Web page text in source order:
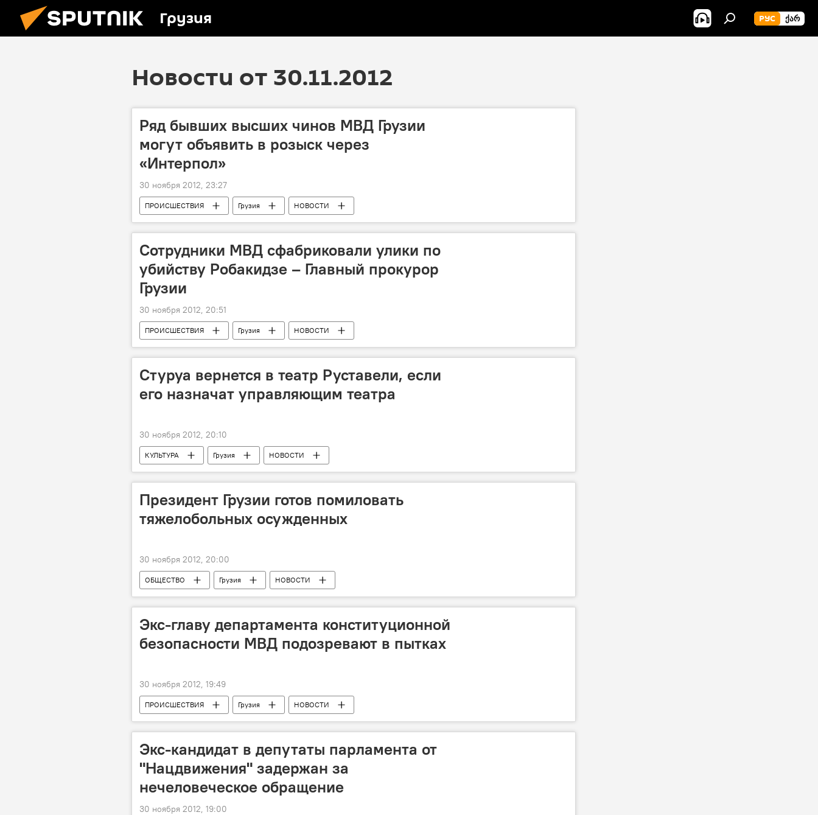
Грузия РУС ᲥᲐᲠ
Новости от 30.11.2012
Ряд бывших высших чинов МВД Грузии
могут объявить в розыск через
«Интерпол»
30 ноября 2012, 23:27
ПРОИСШЕСТВИЯ Грузия НОВОСТИ
Сотрудники МВД сфабриковали улики по
убийству Робакидзе – Главный прокурор
Грузии
30 ноября 2012, 20:51
ПРОИСШЕСТВИЯ Грузия НОВОСТИ
Стуруа вернется в театр Руставели, если
его назначат управляющим театра
30 ноября 2012, 20:10
КУЛЬТУРА Грузия НОВОСТИ
Президент Грузии готов помиловать
тяжелобольных осужденных
30 ноября 2012, 20:00
ОБЩЕСТВО Грузия НОВОСТИ
Экс-главу департамента конституционной
безопасности МВД подозревают в пытках
30 ноября 2012, 19:49
ПРОИСШЕСТВИЯ Грузия НОВОСТИ
Экс-кандидат в депутаты парламента от
"Нацдвижения" задержан за
нечеловеческое обращение
30 ноября 2012, 19:00